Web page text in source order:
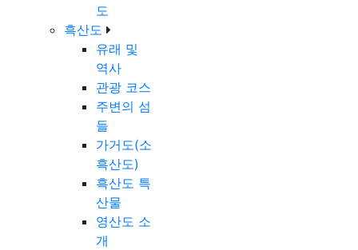
도
흑산도
유래 및
역사
관광 코스
주변의 섬
들
가거도(소
흑산도)
흑산도 특
산물
영산도 소
개